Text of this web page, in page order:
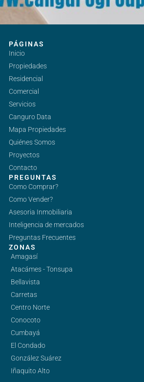
PÁGINAS
Inicio
Propiedades
Residencial
Comercial
Servicios
Canguro Data
Mapa Propiedades
Quiénes Somos
Proyectos
Contacto
PREGUNTAS
Como Comprar?
Como Vender?
Asesoria Inmobiliaria
Inteligencia de mercados
Preguntas Frecuentes
ZONAS
Amagasí
Atacámes - Tonsupa
Bellavista
Carretas
Centro Norte
Conocoto
Cumbayá
El Condado
González Suárez
Iñaquito Alto